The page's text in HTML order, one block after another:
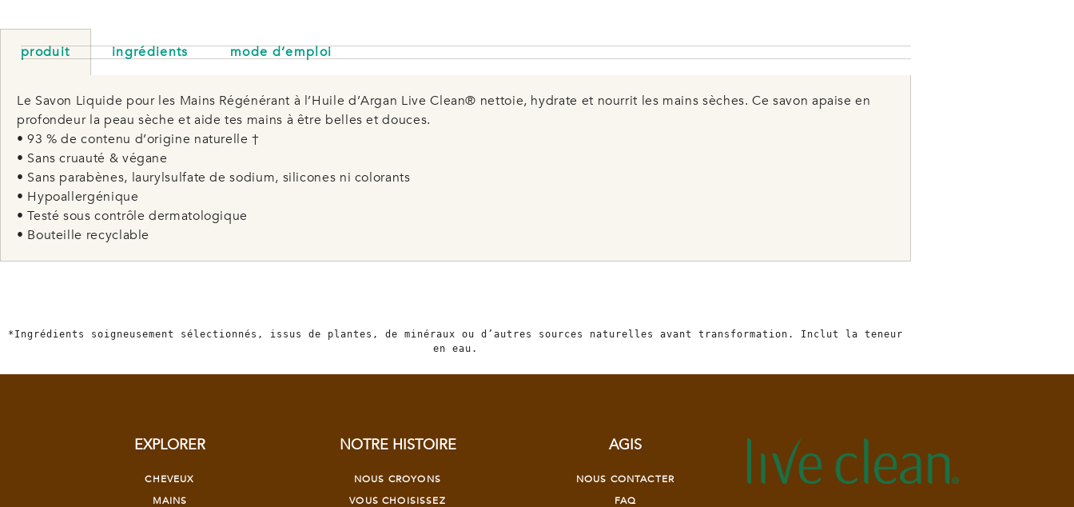
produit ingrédients mode d’emploi
Le Savon Liquide pour les Mains Régénérant à l’Huile d’Argan Live Clean® nettoie, hydrate et nourrit les mains sèches. Ce savon apaise en
profondeur la peau sèche et aide tes mains à être belles et douces.
• 93 % de contenu d’origine naturelle †
• Sans cruauté & végane
• Sans parabènes, laurylsulfate de sodium, silicones ni colorants
• Hypoallergénique
• Testé sous contrôle dermatologique
• Bouteille recyclable
*Ingrédients soigneusement sélectionnés, issus de plantes, de minéraux ou d’autres sources naturelles avant transformation. Inclut la teneur
en eau.
EXPLORER
CHEVEUX
MAINS
NOTRE HISTOIRE
NOUS CROYONS
VOUS CHOISISSEZ
AGIS
NOUS CONTACTER
FAQ